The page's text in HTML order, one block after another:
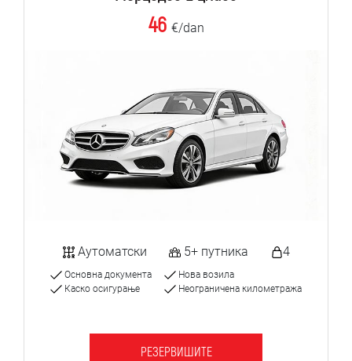
46 €/dan
Аутоматски 5+ путника 4
Основна документа
Каско осигурање
Нова возила
Неограничена километража
РЕЗЕРВИШИТЕ